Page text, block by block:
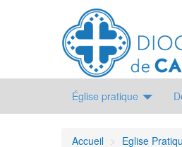
Église pratique
Accueil > Eglise